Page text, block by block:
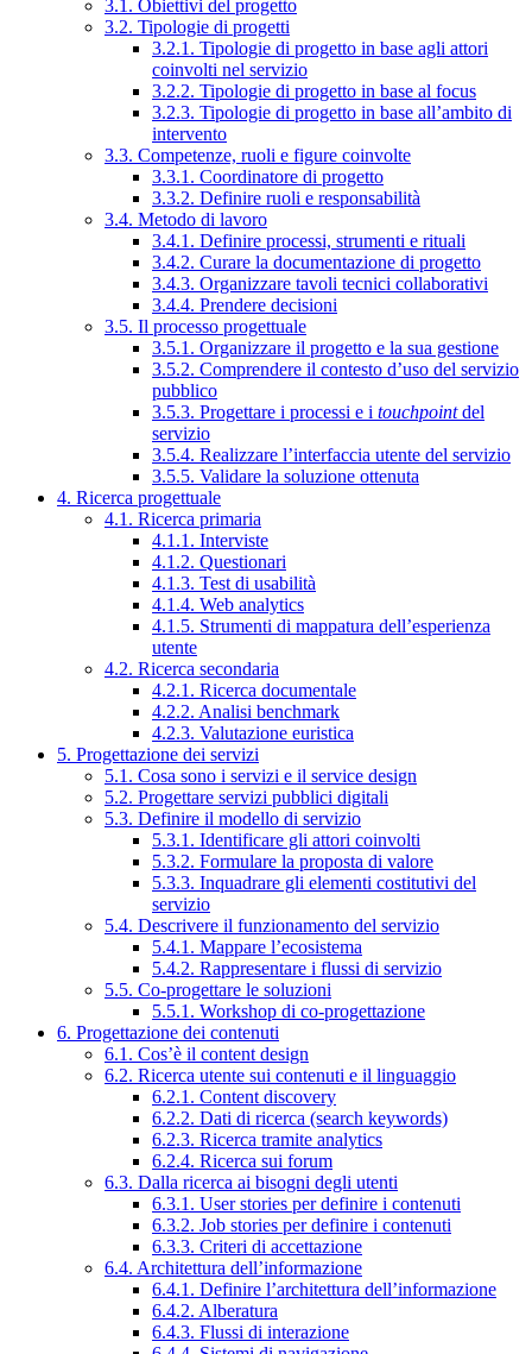
3.1. Obiettivi del progetto
3.2. Tipologie di progetti
3.2.1. Tipologie di progetto in base agli attori
coinvolti nel servizio
3.2.2. Tipologie di progetto in base al focus
3.2.3. Tipologie di progetto in base all’ambito di
intervento
3.3. Competenze, ruoli e figure coinvolte
3.3.1. Coordinatore di progetto
3.3.2. Definire ruoli e responsabilità
3.4. Metodo di lavoro
3.4.1. Definire processi, strumenti e rituali
3.4.2. Curare la documentazione di progetto
3.4.3. Organizzare tavoli tecnici collaborativi
3.4.4. Prendere decisioni
3.5. Il processo progettuale
3.5.1. Organizzare il progetto e la sua gestione
3.5.2. Comprendere il contesto d’uso del servizio
pubblico
3.5.3. Progettare i processi e i touchpointdel
servizio
3.5.4. Realizzare l’interfaccia utente del servizio
3.5.5. Validare la soluzione ottenuta
4. Ricerca progettuale
4.1. Ricerca primaria
4.1.1. Interviste
4.1.2. Questionari
4.1.3. Test di usabilità
4.1.4. Web analytics
4.1.5. Strumenti di mappatura dell’esperienza
utente
4.2. Ricerca secondaria
4.2.1. Ricerca documentale
4.2.2. Analisi benchmark
4.2.3. Valutazione euristica
5. Progettazione dei servizi
5.1. Cosa sono i servizi e il service design
5.2. Progettare servizi pubblici digitali
5.3. Definire il modello di servizio
5.3.1. Identificare gli attori coinvolti
5.3.2. Formulare la proposta di valore
5.3.3. Inquadrare gli elementi costitutivi del
servizio
5.4. Descrivere il funzionamento del servizio
5.4.1. Mappare l’ecosistema
5.4.2. Rappresentare i flussi di servizio
5.5. Co-progettare le soluzioni
5.5.1. Workshop di co-progettazione
6. Progettazione dei contenuti
6.1. Cos’è il content design
6.2. Ricerca utente sui contenuti e il linguaggio
6.2.1. Content discovery
6.2.2. Dati di ricerca (search keywords)
6.2.3. Ricerca tramite analytics
6.2.4. Ricerca sui forum
6.3. Dalla ricerca ai bisogni degli utenti
6.3.1. User stories per definire i contenuti
6.3.2. Job stories per definire i contenuti
6.3.3. Criteri di accettazione
6.4. Architettura dell’informazione
6.4.1. Definire l’architettura dell’informazione
6.4.2. Alberatura
6.4.3. Flussi di interazione